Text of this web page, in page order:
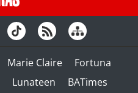
Marie Claire
Fortuna
Lunateen BATimes